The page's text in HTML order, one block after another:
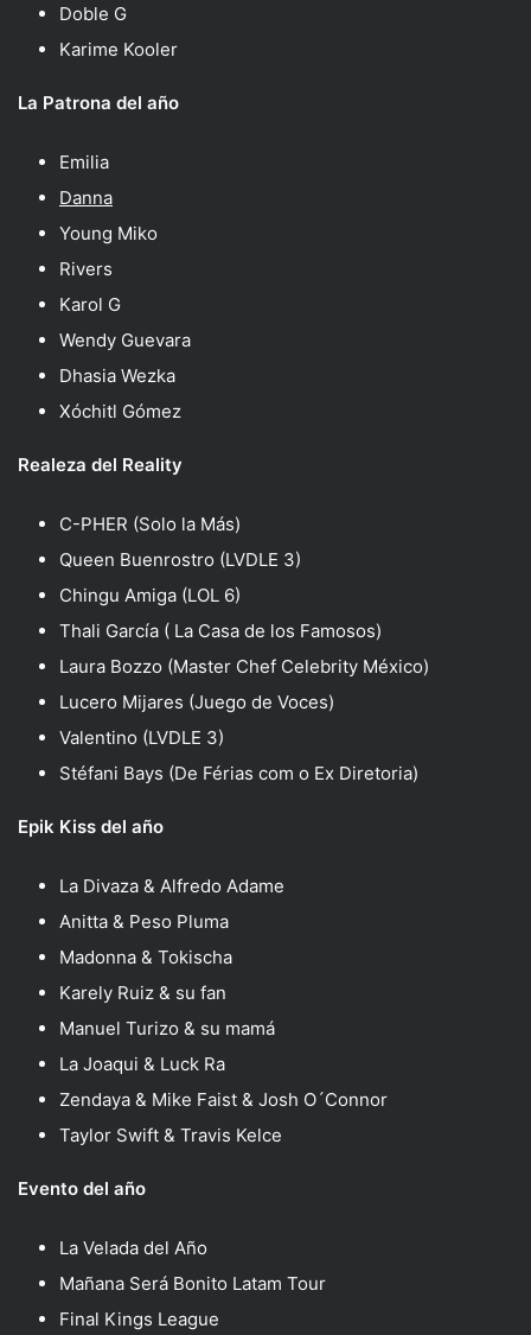
Doble G
Karime Kooler
La Patrona del año
Emilia
Danna
Young Miko
Rivers
Karol G
Wendy Guevara
Dhasia Wezka
Xóchitl Gómez
Realeza del Reality
C-PHER (Solo la Más)
Queen Buenrostro (LVDLE 3)
Chingu Amiga (LOL 6)
Thali García ( La Casa de los Famosos)
Laura Bozzo (Master Chef Celebrity México)
Lucero Mijares (Juego de Voces)
Valentino (LVDLE 3)
Stéfani Bays (De Férias com o Ex Diretoria)
Epik Kiss del año
La Divaza & Alfredo Adame
Anitta & Peso Pluma
Madonna & Tokischa
Karely Ruiz & su fan
Manuel Turizo & su mamá
La Joaqui & Luck Ra
Zendaya & Mike Faist & Josh O´Connor
Taylor Swift & Travis Kelce
Evento del año
La Velada del Año
Mañana Será Bonito Latam Tour
Final Kings League